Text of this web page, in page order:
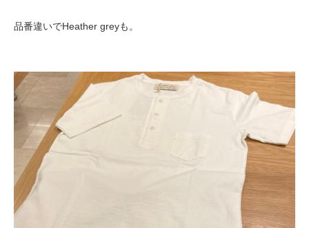
品番違いでHeather greyも。